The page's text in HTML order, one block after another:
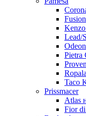
Lead/
Pietra
Taco
Prissmacer
Atlas
Fior